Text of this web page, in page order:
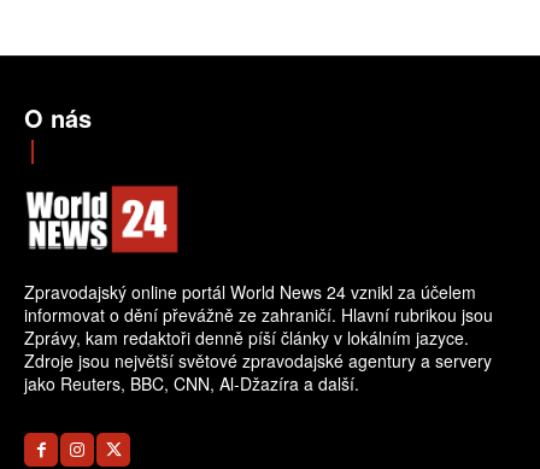
O nás
Zpravodajský online portál World News 24 vznikl za účelem
informovat o dění převážně ze zahraničí. Hlavní rubrikou jsou
Zprávy, kam redaktoři denně píší články v lokálním jazyce.
Zdroje jsou největší světové zpravodajské agentury a servery
jako Reuters, BBC, CNN, Al-Džazíra a další.